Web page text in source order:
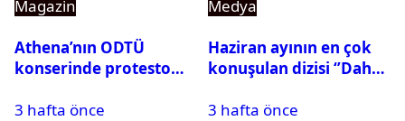
Magazin
Athena’nın ODTÜ
konserinde protesto
3 hafta önce
Medya
Haziran ayının en çok
konuşulan dizisi ‘’Daha
3 hafta önce